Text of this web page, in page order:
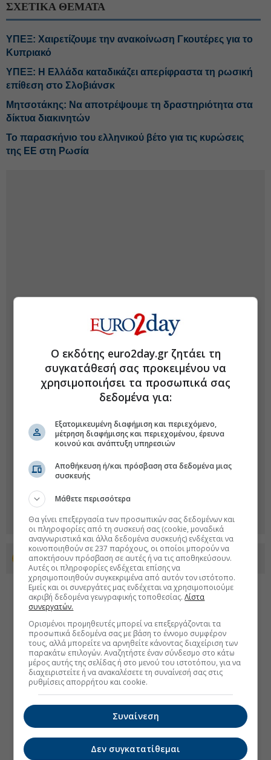
ΣΧΕΤΙΚΑ ΘΕΜΑΤΑ
ΥΠΕΞ: Χαιρετίζουμε την ανακοίνωση Γκουτέρες για το
Κυπριακό
ΥΠΕΞ: Η Ελλάδα καταδικάζει απερίφραστα τη ρωσική
επίθεση στο Σλοβιάνσκ
Μητσοτάκης: Να αποτρέψουμε τη δραστηριότητα στα
δίκτυα διακινητών
Το παρασκήνιο του ελληνικού βέτο για τις κυρώσεις
της ΕΕ στη Ρωσία
Προσθέστε το euro2day.gr στο Discover
Ο εκδότης euro2day.gr ζητάει τη
συγκατάθεσή σας προκειμένου να
χρησιμοποιήσει τα προσωπικά σας
δεδομένα για:
Εξατομικευμένη διαφήμιση και περιεχόμενο,
μέτρηση διαφήμισης και περιεχομένου, έρευνα
κοινού και ανάπτυξη υπηρεσιών
Αποθήκευση ή/και πρόσβαση στα δεδομένα μιας
συσκευής
Μάθετε περισσότερα
Θα γίνει επεξεργασία των προσωπικών σας δεδομένων και
οι πληροφορίες από τη συσκευή σας (cookie, μοναδικά
αναγνωριστικά και άλλα δεδομένα συσκευής) ενδέχεται να
κοινοποιηθούν σε 237 παρόχους, οι οποίοι μπορούν να
αποκτήσουν πρόσβαση σε αυτές ή να τις αποθηκεύσουν.
Αυτές οι πληροφορίες ενδέχεται επίσης να
χρησιμοποιηθούν συγκεκριμένα από αυτόν τον ιστότοπο.
Εμείς και οι συνεργάτες μας ενδέχεται να χρησιμοποιούμε
ακριβή δεδομένα γεωγραφικής τοποθεσίας.Λίστα
συνεργατών.
Ορισμένοι προμηθευτές μπορεί να επεξεργάζονται τα
προσωπικά δεδομένα σας με βάση το έννομο συμφέρον
τους, αλλά μπορείτε να αρνηθείτε κάνοντας διαχείριση των
παρακάτω επιλογών. Αναζητήστε έναν σύνδεσμο στο κάτω
μέρος αυτής της σελίδας ή στο μενού του ιστοτόπου, για να
διαχειριστείτε ή να ανακαλέσετε τη συναίνεσή σας στις
ρυθμίσεις απορρήτου και cookie.
Συναίνεση
Δεν συγκατατίθεμαι